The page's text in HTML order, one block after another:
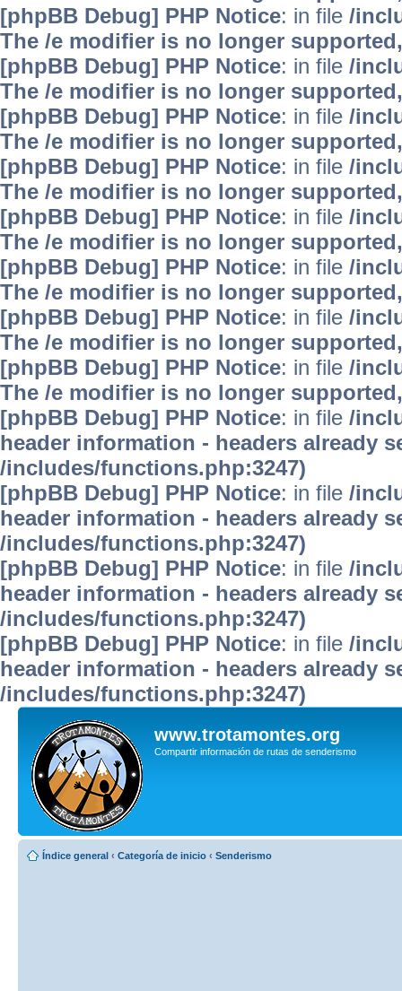
[phpBB Debug] PHP Notice: in file /
The /e modifier is no longer
[phpBB Debug] PHP Notice: in file /
The /e modifier is no longer
[phpBB Debug] PHP Notice: in file /
The /e modifier is no longer
[phpBB Debug] PHP Notice: in file /
The /e modifier is no longer
[phpBB Debug] PHP Notice: in file /
The /e modifier is no longer
[phpBB Debug] PHP Notice: in file /
The /e modifier is no longer
[phpBB Debug] PHP Notice: in file /
The /e modifier is no longer
[phpBB Debug] PHP Notice: in file /
The /e modifier is no longer
[phpBB Debug] PHP Notice: in file /
header information - headers already
/includes/functions.php:3247)
[phpBB Debug] PHP Notice: in file /
header information - headers already
/includes/functions.php:3247)
[phpBB Debug] PHP Notice: in file /
header information - headers already
/includes/functions.php:3247)
[phpBB Debug] PHP Notice: in file /
header information - headers already
/includes/functions.php:3247)
www.trotamontes.org
Compartir información de rutas de senderismo
Índice general ‹ Categoría de inicio ‹ Senderismo